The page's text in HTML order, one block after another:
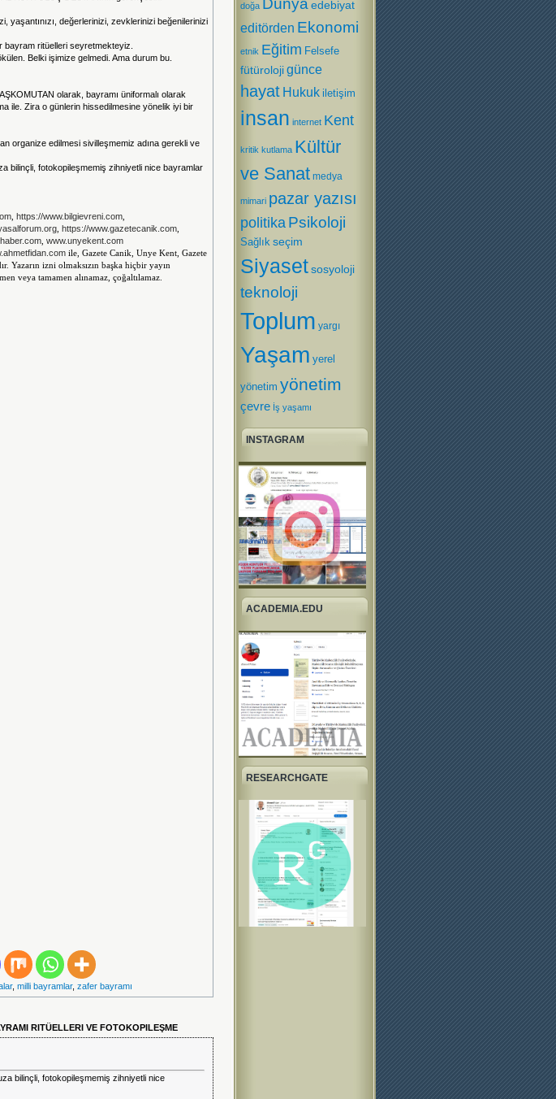
doğa Dünya edebiyat
editörden Ekonomi
etnik Eğitim Felsefe
fütürolojigünce
hayat Hukuk iletişim
insan internet Kent
kritik kutlama Kültür
ve Sanat medya
mimari pazar yazısı
politika Psikoloji
Sağlık seçim
Siyasetsosyoloji
teknoloji
Toplum yargı
Yaşam yerel
yönetim yönetim
çevre İş yaşamı
INSTAGRAM
ACADEMIA.EDU
RESEARCHGATE
yaşantınızı, değerlerinizi, zevklerinizi beğenilerinizi
bayram ritüelleri seyretmekteyiz.
Belki işimize gelmedi. Ama durum bu.
olarak, bayramı üniformalı olarak
ile. Zira o günlerin hissedilmesine yönelik iyi bir
organize edilmesi sivilleşmemiz adına gerekli ve
bilinçli, fotokopileşmemiş zihniyetli nice bayramlar
https://www.bilgievreni.com
https://www.gazetecanik.com
www.unyekent.com
ile, Gazete Canik, Unye Kent, Gazete
Yazarın izni olmaksızın başka hiçbir yayın
veya tamamen alınamaz, çoğaltılamaz.
, milli bayramlar, zafer bayramı
RITÜELLERI VE FOTOKOPILEŞME
bilinçli, fotokopileşmemiş zihniyetli nice